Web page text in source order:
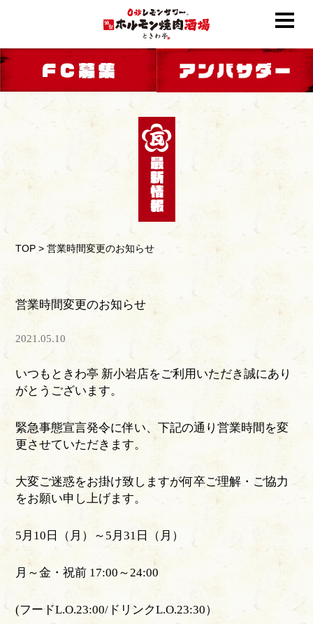
TOP >営業時間変更のお知らせ
営業時間変更のお知らせ
2021.05.10
いつもときわ亭 新小岩店をご利用いただき誠にあり
がとうございます。
緊急事態宣言発令に伴い、下記の通り営業時間を変
更させていただきます。
大変ご迷惑をお掛け致しますが何卒ご理解・ご協力
をお願い申し上げます。
5月10日（月）～5月31日（月）
月～金・祝前 17:00～24:00
(フードL.O.23:00/ドリンクL.O.23:30）